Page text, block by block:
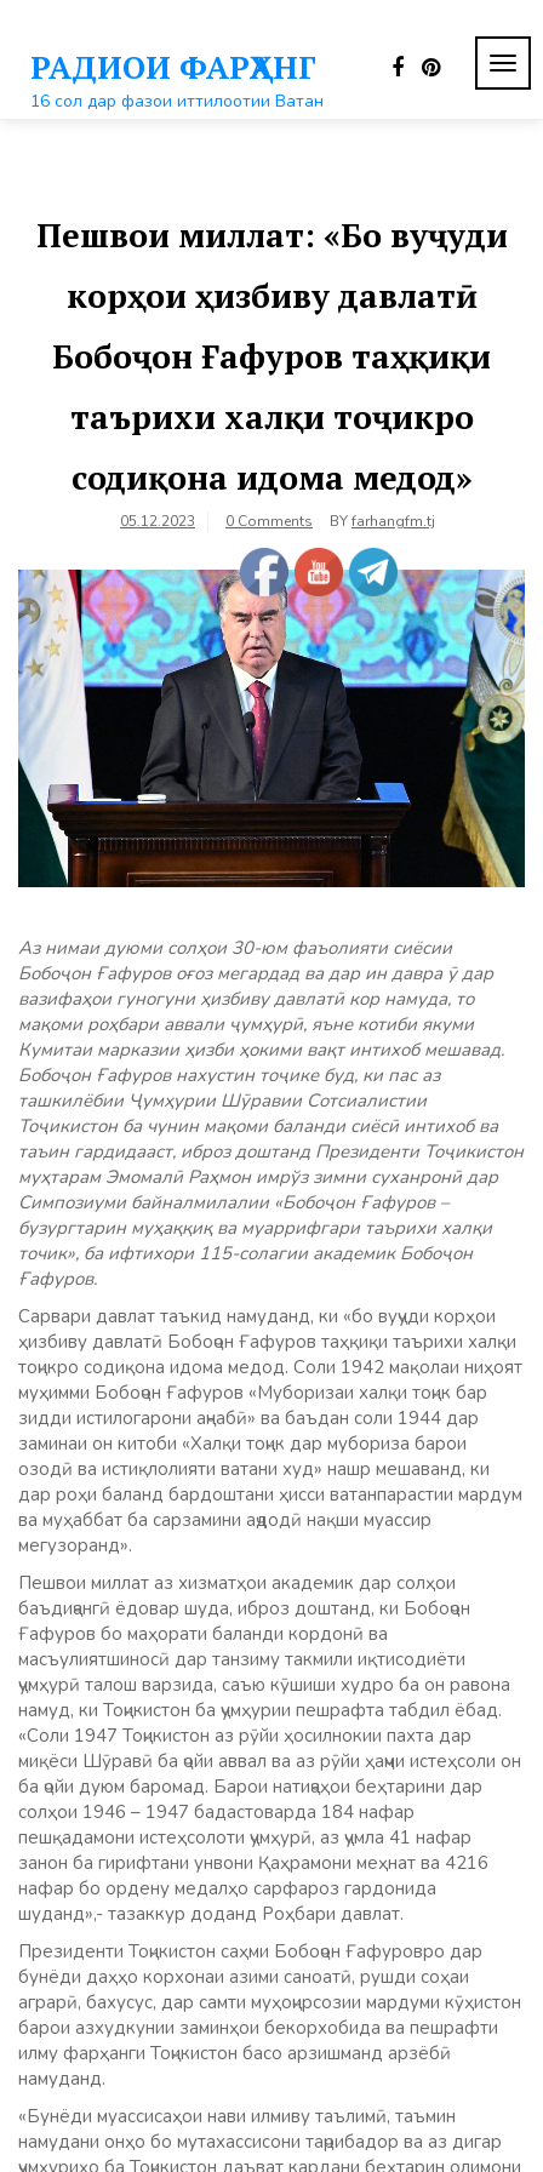
контентуРАДИОИ ФАРҲАНГ
16 сол дар фазои иттилоотии Ватан
Пешвои миллат: «Бо вуҷуди
корҳои ҳизбиву давлатӣ
Бобоҷон Ғафуров таҳқиқи
таърихи халқи тоҷикро
содиқона идома медод»
05.12.2023 0 Comments BYfarhangfm.tj
Аз нимаи дуюми солҳои 30-юм фаъолияти сиёсии
Бобоҷон Ғафуров оғоз мегардад ва дар ин давра ӯ дар
вазифаҳои гуногуни ҳизбиву давлатӣ кор намуда, то
мақоми роҳбари аввали ҷумҳурӣ, яъне котиби якуми
Кумитаи марказии ҳизби ҳокими вақт интихоб мешавад.
Бобоҷон Ғафуров нахустин тоҷике буд, ки пас аз
ташкилёбии Ҷумҳурии Шӯравии Сотсиалистии
Тоҷикистон ба чунин мақоми баланди сиёсӣ интихоб ва
таъин гардидааст, иброз доштанд Президенти Тоҷикистон
муҳтарам Эмомалӣ Раҳмон имрўз зимни суханронӣ дар
Симпозиуми байналмилалии «Бобоҷон Ғафуров –
бузургтарин муҳаққиқ ва муаррифгари таърихи халқи
точик», ба ифтихори 115-солагии академик Бобоҷон
Ғафуров.
Сарвари давлат таъкид намуданд, ки «бо вуҷуди корҳои
ҳизбиву давлатӣ Бобоҷон Ғафуров таҳқиқи таърихи халқи
тоҷикро содиқона идома медод. Соли 1942 мақолаи ниҳоят
муҳимми Бобоҷон Ғафуров «Муборизаи халқи тоҷик бар
зидди истилогарони аҷнабӣ» ва баъдан соли 1944 дар
заминаи он китоби «Халқи тоҷик дар мубориза барои
озодӣ ва истиқлолияти ватани худ» нашр мешаванд, ки
дар роҳи баланд бардоштани ҳисси ватанпарастии мардум
ва муҳаббат ба сарзамини аҷдодӣ нақши муассир
мегузоранд».
Пешвои миллат аз хизматҳои академик дар солҳои
баъдиҷангӣ ёдовар шуда, иброз доштанд, ки Бобоҷон
Ғафуров бо маҳорати баланди кордонӣ ва
масъулиятшиносӣ дар танзиму такмили иқтисодиёти
ҷумҳурӣ талош варзида, саъю кӯшиши худро ба он равона
намуд, ки Тоҷикистон ба ҷумҳурии пешрафта табдил ёбад.
«Соли 1947 Тоҷикистон аз рӯйи ҳосилнокии пахта дар
миқёси Шӯравӣ ба ҷойи аввал ва аз рӯйи ҳаҷми истеҳсоли он
ба ҷойи дуюм баромад. Барои натиҷаҳои беҳтарини дар
солҳои 1946 – 1947 бадастоварда 184 нафар
пешқадамони истеҳсолоти ҷумҳурӣ, аз ҷумла 41 нафар
занон ба гирифтани унвони Қаҳрамони меҳнат ва 4216
нафар бо ордену медалҳо сарфароз гардонида
шуданд»,- тазаккур доданд Роҳбари давлат.
Президенти Тоҷикистон саҳми Бобоҷон Ғафуровро дар
бунёди даҳҳо корхонаи азими саноатӣ, рушди соҳаи
аграрӣ, бахусус, дар самти муҳоҷирсозии мардуми кӯҳистон
барои азхудкунии заминҳои бекорхобида ва пешрафти
илму фарҳанги Тоҷикистон басо арзишманд арзёбӣ
намуданд.
«Бунёди муассисаҳои нави илмиву таълимӣ, таъмин
намудани онҳо бо мутахассисони таҷрибадор ва аз дигар
ҷумҳуриҳо ба Тоҷикистон даъват кардани беҳтарин олимони